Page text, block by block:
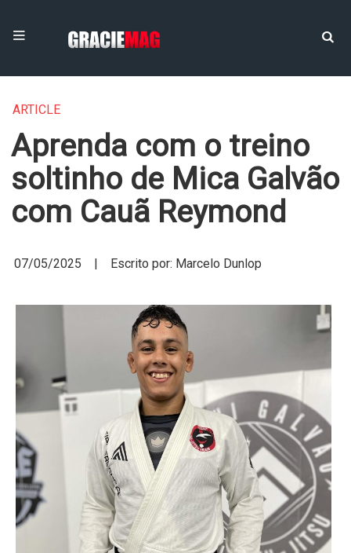
ARTICLE
Aprenda com o treino
soltinho de Mica Galvão
com Cauã Reymond
07/05/2025 | Escrito por: Marcelo Dunlop